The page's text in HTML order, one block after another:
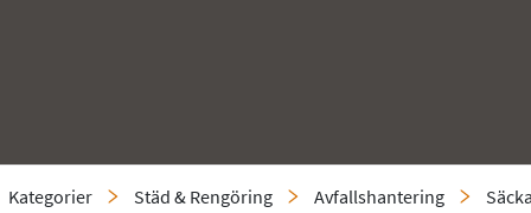
Kategorier Städ & Rengöring Avfallshantering